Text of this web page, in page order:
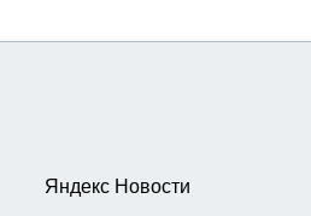
Яндекс Новости